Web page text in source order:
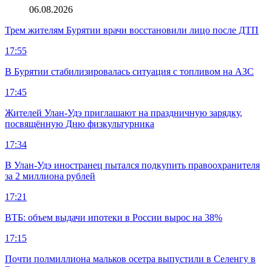
06.08.2026
Трем жителям Бурятии врачи восстановили лицо после ДТП
17:55
В Бурятии стабилизировалась ситуация с топливом на АЗС
17:45
Жителей Улан-Удэ приглашают на праздничную зарядку,
посвящённую Дню физкультурника
17:34
В Улан-Удэ иностранец пытался подкупить правоохранителя
за 2 миллиона рублей
17:21
ВТБ: объем выдачи ипотеки в России вырос на 38%
17:15
Почти полмиллиона мальков осетра выпустили в Селенгу в